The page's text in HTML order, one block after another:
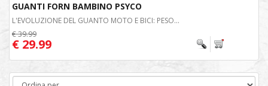
GUANTI FORN BAMBINO PSYCO
L'EVOLUZIONE DEL GUANTO MOTO E BICI: PESO...
€ 39.99
€ 29.99